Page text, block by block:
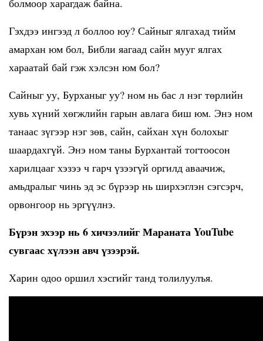
болмоор харагдаж байна.
Гэхдээ ингээд л боллоо юу? Сайныг ялгахад тийм
амархан юм бол, Библи яагаад сайн мууг ялгах
хараатай бай гэж хэлсэн юм бол?
Сайныг уу, Бурханыг уу? ном нь бас л нэг төрлийн
хувь хүний хөгжлийн гарын авлага биш юм. Энэ ном
танаас зүгээр нэг зөв, сайн, сайхан хүн болохыг
шаардахгүй. Энэ ном таны Бурхантай тогтоосон
харилцааг хэзээ ч гарч үзээгүй оргилд аваачиж,
амьдралыг чинь эд эс бүрээр нь ширхэглэн сэгсэрч,
орвонгоор нь эргүүлнэ.
Бүрэн эхээр нь 6 хичээлийг Мараната YouTube
сувгаас хүлээн авч үзээрэй.
Харин одоо оршил хэсгийг танд толилуулъя.